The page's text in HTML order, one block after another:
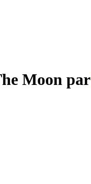
Moon par